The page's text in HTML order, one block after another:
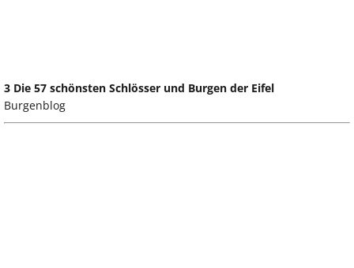
3 Die 57 schönsten Schlösser und Burgen der Eifel
Burgenblog